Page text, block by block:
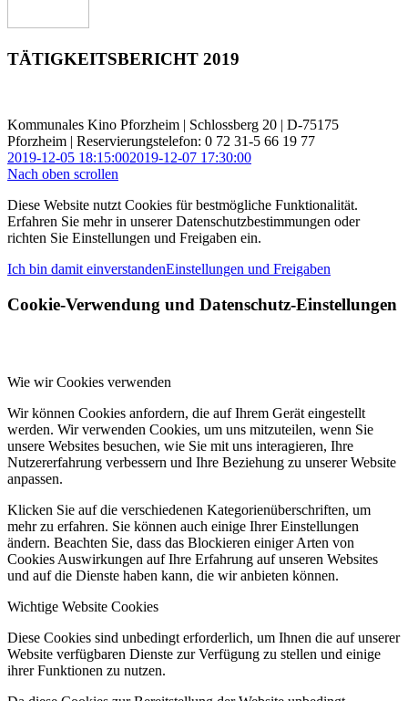
TÄTIGKEITSBERICHT 2019
Kommunales Kino Pforzheim | Schlossberg 20 | D-75175
Pforzheim | Reservierungstelefon: 0 72 31-5 66 19 77
2019-12-05 18:15:002019-12-07 17:30:00
Nach oben scrollen
Diese Website nutzt Cookies für bestmögliche Funktionalität.
Erfahren Sie mehr in unserer Datenschutzbestimmungen oder
richten Sie Einstellungen und Freigaben ein.
Ich bin damit einverstandenEinstellungen und Freigaben
Cookie-Verwendung und Datenschutz-Einstellungen
Wie wir Cookies verwenden
Wir können Cookies anfordern, die auf Ihrem Gerät eingestellt
werden. Wir verwenden Cookies, um uns mitzuteilen, wenn Sie
unsere Websites besuchen, wie Sie mit uns interagieren, Ihre
Nutzererfahrung verbessern und Ihre Beziehung zu unserer Website
anpassen.
Klicken Sie auf die verschiedenen Kategorienüberschriften, um
mehr zu erfahren. Sie können auch einige Ihrer Einstellungen
ändern. Beachten Sie, dass das Blockieren einiger Arten von
Cookies Auswirkungen auf Ihre Erfahrung auf unseren Websites
und auf die Dienste haben kann, die wir anbieten können.
Wichtige Website Cookies
Diese Cookies sind unbedingt erforderlich, um Ihnen die auf unserer
Website verfügbaren Dienste zur Verfügung zu stellen und einige
ihrer Funktionen zu nutzen.